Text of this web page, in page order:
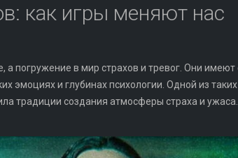
как игры меняют нас
погружение в мир страхов и тревог. Они имеют
эмоциях и глубинах психологии. Одной из
традиции создания атмосферы страха и ужаса.